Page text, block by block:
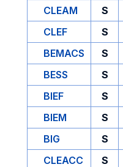
CLEAM
S
CLEF
S
BEMACS
S
BESS
S
BIEF
S
BIEM
S
BIG
S
CLEACC
S